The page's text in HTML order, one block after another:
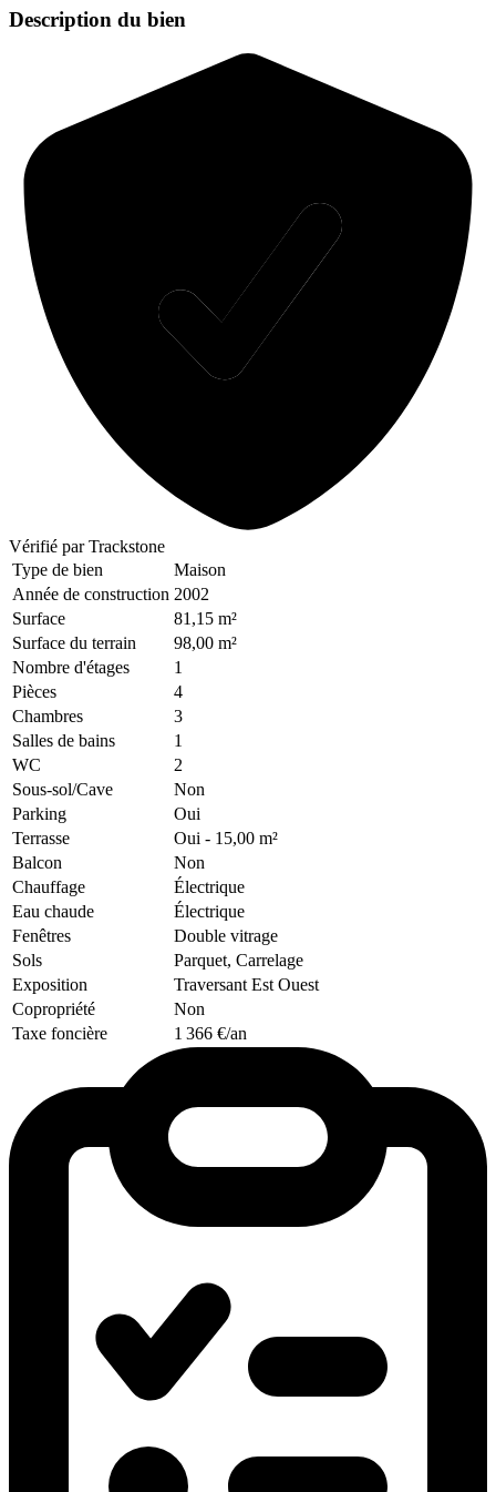
Description du bien
Vérifié par Trackstone
Type de bien
Maison
Année de construction 2002
Surface
81,15 m²
Surface du terrain
98,00 m²
Nombre d'étages
1
Pièces
4
Chambres
3
Salles de bains
1
WC
2
Sous-sol/Cave
Non
Parking
Oui
Terrasse
Oui - 15,00 m²
Balcon
Non
Chauffage
Électrique
Eau chaude
Électrique
Fenêtres
Double vitrage
Sols
Parquet, Carrelage
Exposition
Traversant Est Ouest
Copropriété
Non
Taxe foncière
1 366 €/an